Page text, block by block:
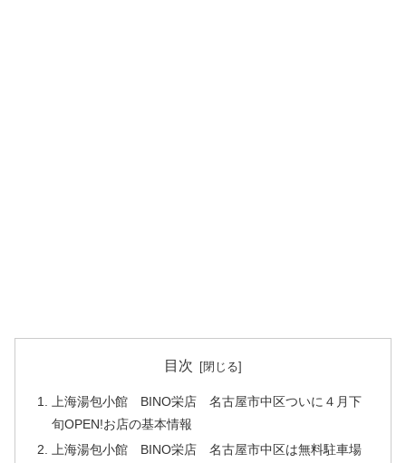
目次
上海湯包小館 BINO栄店 名古屋市中区ついに４月下
旬OPEN!お店の基本情報
上海湯包小館 BINO栄店 名古屋市中区は無料駐車場